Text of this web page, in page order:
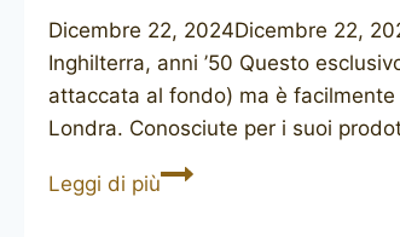
Dicembre 22, 2024Dicembre 22,
Inghilterra, anni ’50 Questo
attaccata al fondo) ma è
Londra. Conosciute per i suoi
Leggi di più(Tallent